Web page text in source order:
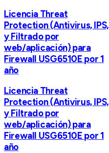
Licencia Threat
Protection (Antivirus, IPS,
y Filtrado por
web/aplicación) para
Firewall USG6510E por 1
año
Licencia Threat
Protection (Antivirus, IPS,
y Filtrado por
web/aplicación) para
Firewall USG6510E por 1
año